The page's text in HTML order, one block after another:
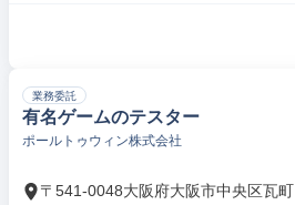
業務委託
有名ゲームのテスター
ポールトゥウィン株式会社
〒541-0048大阪府大阪市中央区瓦町